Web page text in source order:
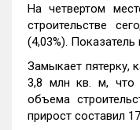
На четвертом
строительстве
(4,03%).
Замыкает пятерку,
3,8 млн кв. м, что
объема
прирост составил